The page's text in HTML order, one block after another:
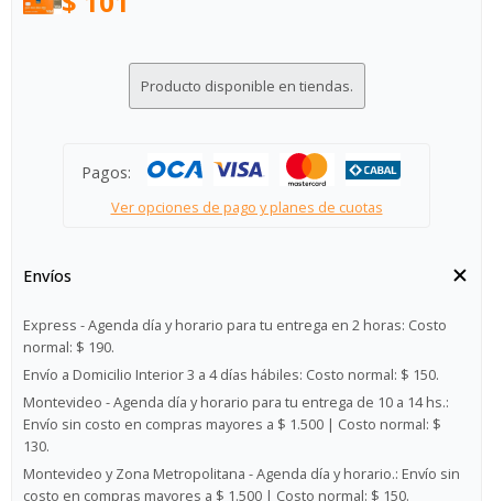
Producto disponible en tiendas.
Pagos:
Ver opciones de pago y planes de cuotas
Envíos
Express - Agenda día y horario para tu entrega en 2 horas: Costo
normal: $ 190.
Envío a Domicilio Interior 3 a 4 días hábiles: Costo normal: $ 150.
Montevideo - Agenda día y horario para tu entrega de 10 a 14 hs.:
Envío sin costo en compras mayores a $ 1.500 | Costo normal: $
130.
Montevideo y Zona Metropolitana - Agenda día y horario.: Envío sin
costo en compras mayores a $ 1.500 | Costo normal: $ 150.